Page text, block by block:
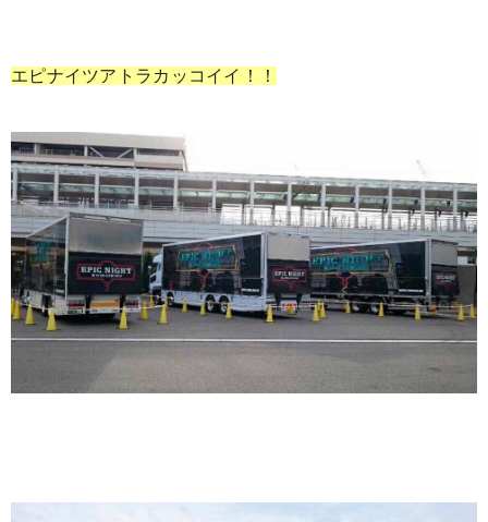
エピナイツアトラカッコイイ！！